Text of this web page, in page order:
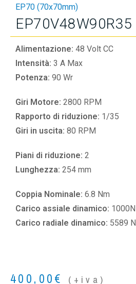
EP70 (70x70mm)
EP70V48W90R35
Alimentazione: 48 Volt CC
Intensità: 3 A Max
Potenza: 90 Wr
Giri Motore: 2800 RPM
Rapporto di riduzione: 1/35
Giri in uscita: 80 RPM
Piani di riduzione: 2
Lunghezza: 254 mm
Coppia Nominale: 6.8 Nm
Carico assiale dinamico: 1000N
Carico radiale dinamico: 5589 N
400,00€ (+iva)